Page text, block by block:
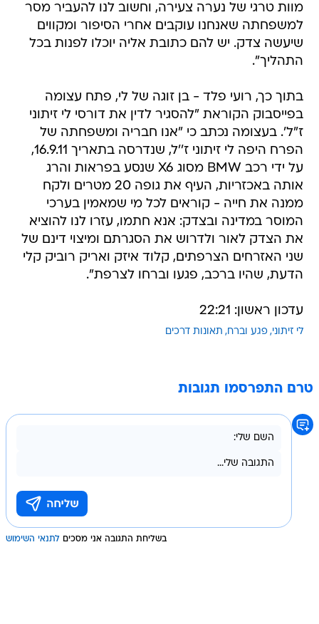
מוות טרגי של נערה צעירה, וחשוב לנו להעביר מסר
למשפחתה שאנחנו עוקבים אחרי הסיפור ומקווים
שיעשה צדק. יש להם כתובת אליה יוכלו לפנות בכל
התהליך".
בתוך כך, רועי פלד - בן זוגה של לי, פתח עצומה
בפייסבוק הקוראת "להסגיר לדין את דורסי לי זיתוני
ז"ל'. בעצומה נכתב כי "אנו חבריה ומשפחתה של
הפרח היפה לי זיתוני ז''ל, שנדרסה בתאריך 16.9.11,
על ידי רכב BMW מסוג X6 שנסע בפראות והרג
אותה באכזריות, העיף את גופה 20 מטרים ולקח
ממנה את חייה - קוראים לכל מי שמאמין בערכי
המוסר במדינה ובצדק: אנא חתמו, עזרו לנו להוציא
את הצדק לאור ולדרוש את הסגרתם ומיצוי דינם של
שני האזרחים הצרפתים, קלוד איזק ואריק רוביק קלי
הדעת, שהיו ברכב, פגעו וברחו לצרפת".
עדכון ראשון: 22:21
לי זיתוני פגע וברח תאונות דרכים
טרם התפרסמו תגובות
בשליחת התגובה אני מסכים לתנאי השימוש